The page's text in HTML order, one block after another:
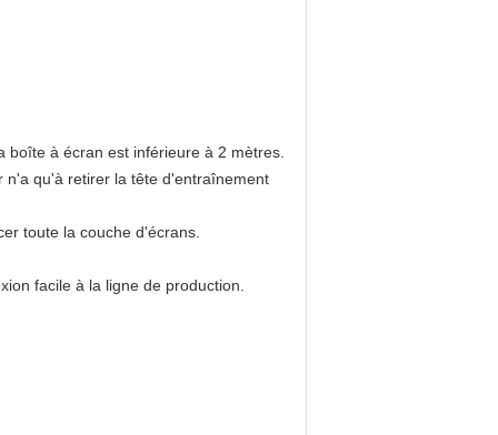
à écran est inférieure à 2 mètres.
n'a qu'à retirer la tête d'entraînement
toute la couche d'écrans.
facile à la ligne de production.